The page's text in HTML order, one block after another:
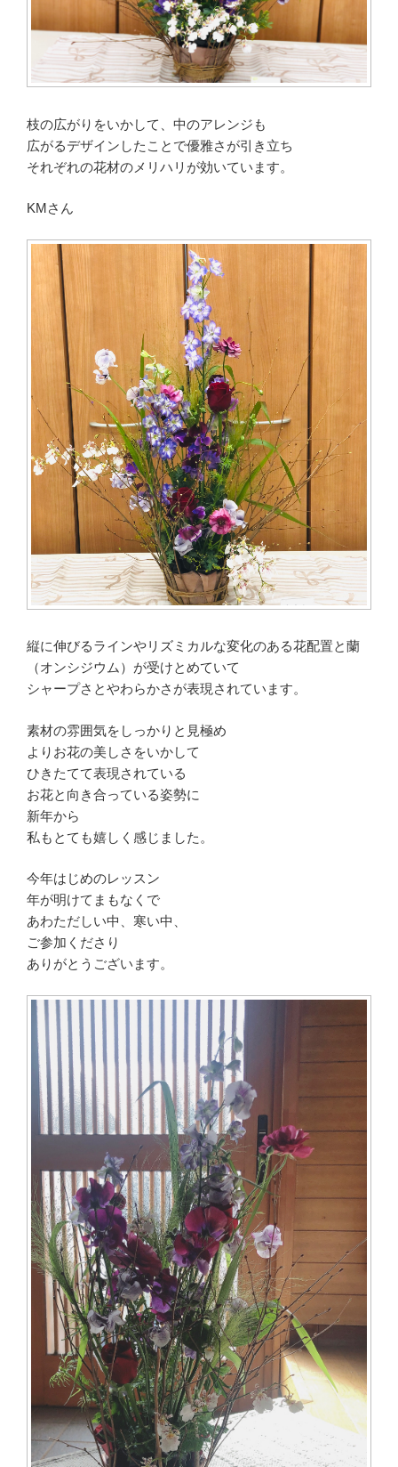
枝の広がりをいかして、中のアレンジも
広がるデザインしたことで優雅さが引き立ち
それぞれの花材のメリハリが効いています。
KMさん
縦に伸びるラインやリズミカルな変化のある花配置と蘭
（オンシジウム）が受けとめていて
シャープさとやわらかさが表現されています。
素材の雰囲気をしっかりと見極め
よりお花の美しさをいかして
ひきたてて表現されている
お花と向き合っている姿勢に
新年から
私もとても嬉しく感じました。
今年はじめのレッスン
年が明けてまもなくで
あわただしい中、寒い中、
ご参加くださり
ありがとうございます。